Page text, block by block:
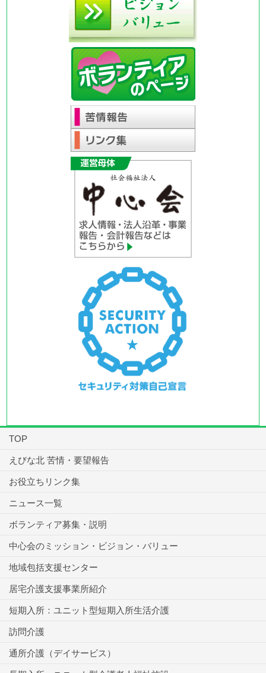
TOP
えびな北 苦情・要望報告
お役立ちリンク集
ニュース一覧
ボランティア募集・説明
中心会のミッション・ビジョン・バリュー
地域包括支援センター
居宅介護支援事業所紹介
短期入所：ユニット型短期入所生活介護
訪問介護
通所介護（デイサービス）